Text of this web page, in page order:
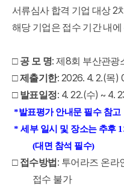
서류심사 합격 기업 대상2
해당 기업은 접수 기간 내
□ 공 모 명:제 8회 부산관광
□제출기한: 2026. 4. 2.(목)
□ 발표일정: 4. 22.(수) ~ 4.
*발표평가 안내문 필수 참고
*세부 일시 및 장소는 추후 1
(대면 참석 필수)
□ 접수방법 : 투어라즈 온라
접수 불가